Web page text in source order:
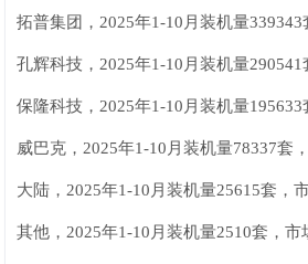
拓普集团，2025年1-10月装机量339343
孔辉科技，2025年1-10月装机量290541
保隆科技，2025年1-10月装机量195633
威巴克，2025年1-10月装机量78337套
大陆，2025年1-10月装机量25615套，
其他，2025年1-10月装机量2510套，市